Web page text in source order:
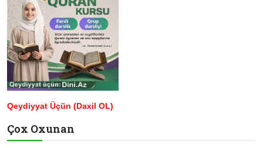
Qeydiyyat Üçün (Daxil OL)
Çox Oxunan